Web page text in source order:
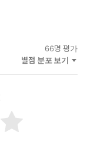
66명 평가
별점 분포 보기